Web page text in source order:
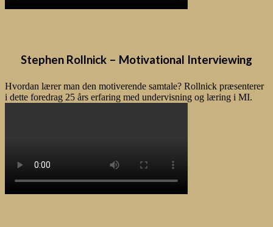
Stephen Rollnick – Motivational Interviewing
Hvordan lærer man den motiverende samtale? Rollnick præsenterer
i dette foredrag 25 års erfaring med undervisning og læring i MI.